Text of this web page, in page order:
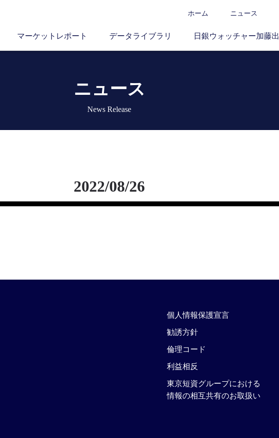
ホーム ニュース
マーケットレポート データライブラリ 日銀ウォッチャー加藤出
ニュース
News Release
2022/08/26
個人情報保護宣言
勧誘方針
倫理コード
利益相反
東京短資グループにおける
情報の相互共有のお取扱い